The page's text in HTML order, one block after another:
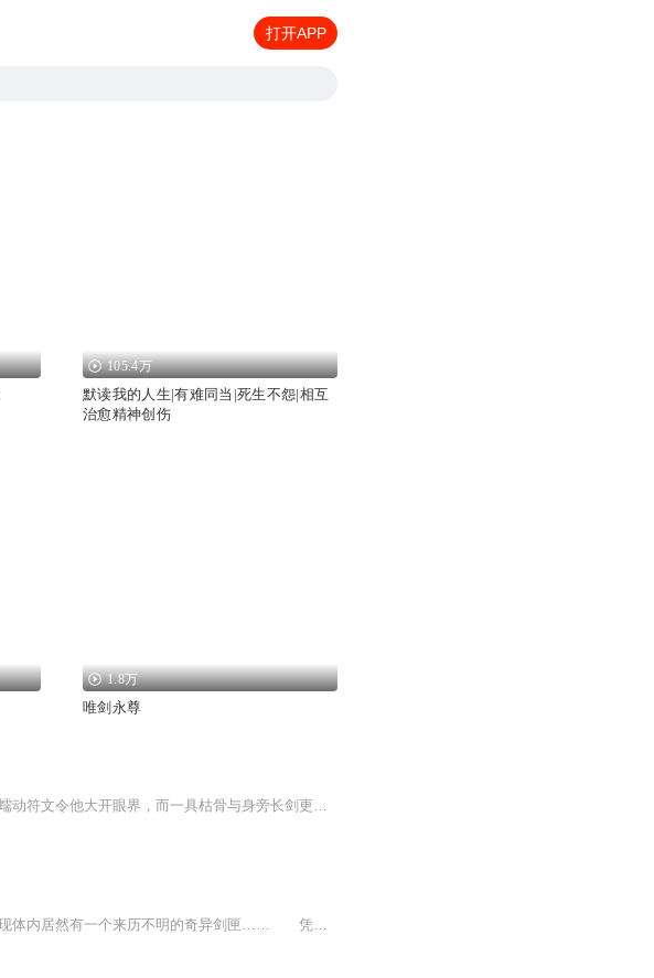
打开APP
105.4万
默读我的人生|有难同当|死生不怨|相互
治愈精神创伤
1.8万
唯剑永尊
叶玄面对神秘黑塔，震撼之余强行镇定。踏入塔中，奇异异兽图与蠕动符文令他大开眼界，而一具枯骨与身旁长剑更是吸引住他。枯骨前地面文字揭示，此乃苍界剑主，其剑道之路辉煌却被困塔中一千两百载。如今留下传承，叶玄能否接过这使命，踏上剑道巅峰，同时...
唯我剑尊作者：夏天空内容简介： 剑灵大陆的孤儿许易阳，发现体内居然有一个来历不明的奇异剑匣…… 凭借剑匣传授的独特功法、无上的剑器、另类的修真…… 弑仙杀魔，威压诸天万界，唯我剑尊！